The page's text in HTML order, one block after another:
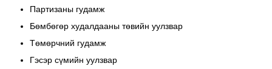
Партизаны гудамж
Бөмбөгөр худалдааны төвийн уулзвар
Төмөрчний гудамж
Гэсэр сүмийн уулзвар